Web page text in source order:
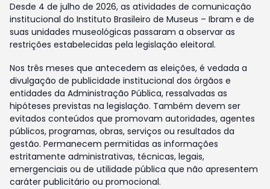
Desde 4 de julho de 2026, as atividades de comunicação
institucional do Instituto Brasileiro de Museus – Ibram e de
suas unidades museológicas passaram a observar as
restrições estabelecidas pela legislação eleitoral.
Nos três meses que antecedem as eleições, é vedada a
divulgação de publicidade institucional dos órgãos e
entidades da Administração Pública, ressalvadas as
hipóteses previstas na legislação. Também devem ser
evitados conteúdos que promovam autoridades, agentes
públicos, programas, obras, serviços ou resultados da
gestão. Permanecem permitidas as informações
estritamente administrativas, técnicas, legais,
emergenciais ou de utilidade pública que não apresentem
caráter publicitário ou promocional.